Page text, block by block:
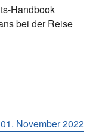
Handbook
bei der Reise
01. November 2022